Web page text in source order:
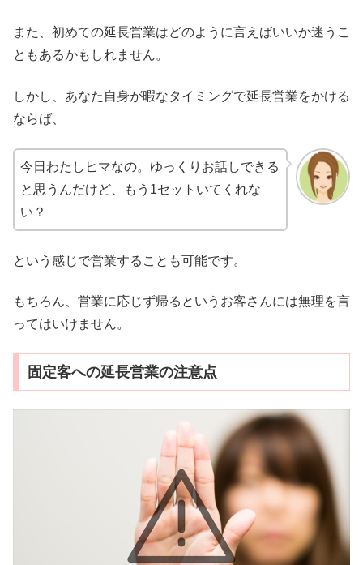
また、初めての延長営業はどのように言えばいいか迷うこ
ともあるかもしれません。
しかし、あなた自身が暇なタイミングで延長営業をかける
ならば、
今日わたしヒマなの。ゆっくりお話しできる
と思うんだけど、もう1セットいてくれな
い？
という感じで営業することも可能です。
もちろん、営業に応じず帰るというお客さんには無理を言
ってはいけません。
固定客への延長営業の注意点